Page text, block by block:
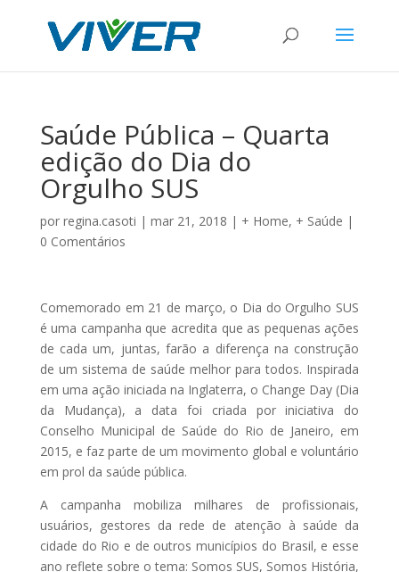
Saúde Pública – Quarta
edição do Dia do
Orgulho SUS
por regina.casoti | mar 21, 2018 | + Home, + Saúde |
0 Comentários
Comemorado em 21 de março, o Dia do Orgulho SUS
é uma campanha que acredita que as pequenas ações
de cada um, juntas, farão a diferença na construção
de um sistema de saúde melhor para todos. Inspirada
em uma ação iniciada na Inglaterra, o Change Day (Dia
da Mudança), a data foi criada por iniciativa do
Conselho Municipal de Saúde do Rio de Janeiro, em
2015, e faz parte de um movimento global e voluntário
em prol da saúde pública.
A campanha mobiliza milhares de profissionais,
usuários, gestores da rede de atenção à saúde da
cidade do Rio e de outros municípios do Brasil, e esse
ano reflete sobre o tema: Somos SUS, Somos História,